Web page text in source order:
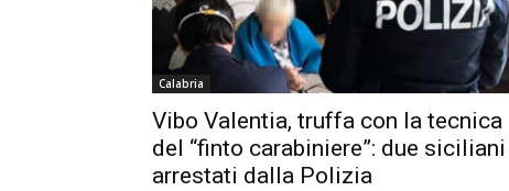
Calabria
Vibo Valentia, truffa con la tecnica
del “finto carabiniere”: due siciliani
arrestati dalla Polizia